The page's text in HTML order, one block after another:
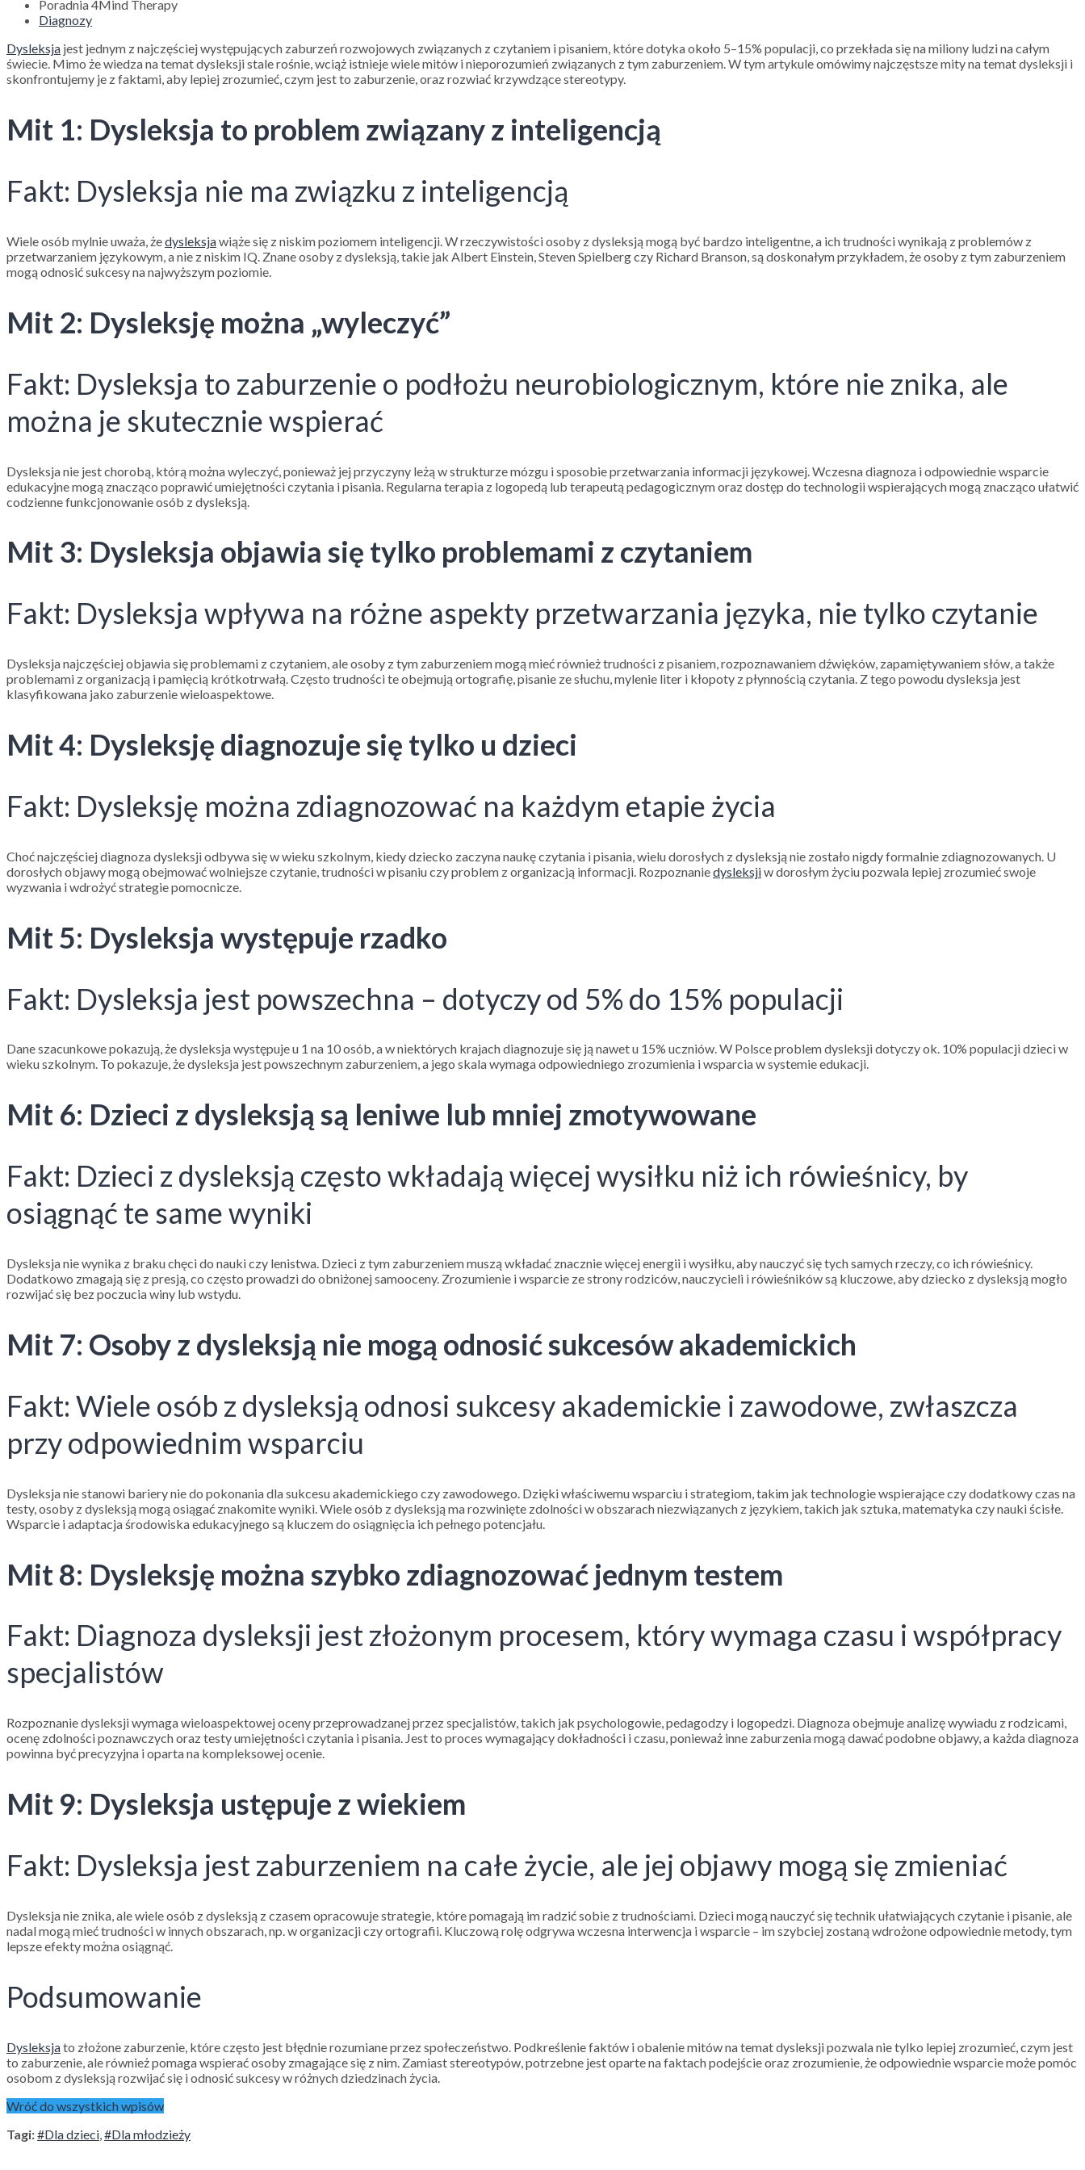
Poradnia 4Mind Therapy
Diagnozy
Dysleksja jest jednym z najczęściej występujących zaburzeń rozwojowych związanych z czytaniem i pisaniem, które dotyka około 5–15% populacji, co przekłada się na miliony ludzi na całym
świecie. Mimo że wiedza na temat dysleksji stale rośnie, wciąż istnieje wiele mitów i nieporozumień związanych z tym zaburzeniem. W tym artykule omówimy najczęstsze mity na temat dysleksji i
skonfrontujemy je z faktami, aby lepiej zrozumieć, czym jest to zaburzenie, oraz rozwiać krzywdzące stereotypy.
Mit 1: Dysleksja to problem związany z inteligencją
Fakt: Dysleksja nie ma związku z inteligencją
Wiele osób mylnie uważa, żedysleksjawiąże się z niskim poziomem inteligencji. W rzeczywistości osoby z dysleksją mogą być bardzo inteligentne, a ich trudności wynikają z problemów z
przetwarzaniem językowym, a nie z niskim IQ. Znane osoby z dysleksją, takie jak Albert Einstein, Steven Spielberg czy Richard Branson, są doskonałym przykładem, że osoby z tym zaburzeniem
mogą odnosić sukcesy na najwyższym poziomie.
Mit 2: Dysleksję można „wyleczyć”
Fakt: Dysleksja to zaburzenie o podłożu neurobiologicznym, które nie znika, ale
można je skutecznie wspierać
Dysleksja nie jest chorobą, którą można wyleczyć, ponieważ jej przyczyny leżą w strukturze mózgu i sposobie przetwarzania informacji językowej. Wczesna diagnoza i odpowiednie wsparcie
edukacyjne mogą znacząco poprawić umiejętności czytania i pisania. Regularna terapia z logopedą lub terapeutą pedagogicznym oraz dostęp do technologii wspierających mogą znacząco ułatwić
codzienne funkcjonowanie osób z dysleksją.
Mit 3: Dysleksja objawia się tylko problemami z czytaniem
Fakt: Dysleksja wpływa na różne aspekty przetwarzania języka, nie tylko czytanie
Dysleksja najczęściej objawia się problemami z czytaniem, ale osoby z tym zaburzeniem mogą mieć również trudności z pisaniem, rozpoznawaniem dźwięków, zapamiętywaniem słów, a także
problemami z organizacją i pamięcią krótkotrwałą. Często trudności te obejmują ortografię, pisanie ze słuchu, mylenie liter i kłopoty z płynnością czytania. Z tego powodu dysleksja jest
klasyfikowana jako zaburzenie wieloaspektowe.
Mit 4: Dysleksję diagnozuje się tylko u dzieci
Fakt: Dysleksję można zdiagnozować na każdym etapie życia
Choć najczęściej diagnoza dysleksji odbywa się w wieku szkolnym, kiedy dziecko zaczyna naukę czytania i pisania, wielu dorosłych z dysleksją nie zostało nigdy formalnie zdiagnozowanych. U
dorosłych objawy mogą obejmować wolniejsze czytanie, trudności w pisaniu czy problem z organizacją informacji. Rozpoznaniedysleksjiw dorosłym życiu pozwala lepiej zrozumieć swoje
wyzwania i wdrożyć strategie pomocnicze.
Mit 5: Dysleksja występuje rzadko
Fakt: Dysleksja jest powszechna – dotyczy od 5% do 15% populacji
Dane szacunkowe pokazują, że dysleksja występuje u 1 na 10 osób, a w niektórych krajach diagnozuje się ją nawet u 15% uczniów. W Polsce problem dysleksji dotyczy ok. 10% populacji dzieci w
wieku szkolnym. To pokazuje, że dysleksja jest powszechnym zaburzeniem, a jego skala wymaga odpowiedniego zrozumienia i wsparcia w systemie edukacji.
Mit 6: Dzieci z dysleksją są leniwe lub mniej zmotywowane
Fakt: Dzieci z dysleksją często wkładają więcej wysiłku niż ich rówieśnicy, by
osiągnąć te same wyniki
Dysleksja nie wynika z braku chęci do nauki czy lenistwa. Dzieci z tym zaburzeniem muszą wkładać znacznie więcej energii i wysiłku, aby nauczyć się tych samych rzeczy, co ich rówieśnicy.
Dodatkowo zmagają się z presją, co często prowadzi do obniżonej samooceny. Zrozumienie i wsparcie ze strony rodziców, nauczycieli i rówieśników są kluczowe, aby dziecko z dysleksją mogło
rozwijać się bez poczucia winy lub wstydu.
Mit 7: Osoby z dysleksją nie mogą odnosić sukcesów akademickich
Fakt: Wiele osób z dysleksją odnosi sukcesy akademickie i zawodowe, zwłaszcza
przy odpowiednim wsparciu
Dysleksja nie stanowi bariery nie do pokonania dla sukcesu akademickiego czy zawodowego. Dzięki właściwemu wsparciu i strategiom, takim jak technologie wspierające czy dodatkowy czas na
testy, osoby z dysleksją mogą osiągać znakomite wyniki. Wiele osób z dysleksją ma rozwinięte zdolności w obszarach niezwiązanych z językiem, takich jak sztuka, matematyka czy nauki ścisłe.
Wsparcie i adaptacja środowiska edukacyjnego są kluczem do osiągnięcia ich pełnego potencjału.
Mit 8: Dysleksję można szybko zdiagnozować jednym testem
Fakt: Diagnoza dysleksji jest złożonym procesem, który wymaga czasu i współpracy
specjalistów
Rozpoznanie dysleksji wymaga wieloaspektowej oceny przeprowadzanej przez specjalistów, takich jak psychologowie, pedagodzy i logopedzi. Diagnoza obejmuje analizę wywiadu z rodzicami,
ocenę zdolności poznawczych oraz testy umiejętności czytania i pisania. Jest to proces wymagający dokładności i czasu, ponieważ inne zaburzenia mogą dawać podobne objawy, a każda diagnoza
powinna być precyzyjna i oparta na kompleksowej ocenie.
Mit 9: Dysleksja ustępuje z wiekiem
Fakt: Dysleksja jest zaburzeniem na całe życie, ale jej objawy mogą się zmieniać
Dysleksja nie znika, ale wiele osób z dysleksją z czasem opracowuje strategie, które pomagają im radzić sobie z trudnościami. Dzieci mogą nauczyć się technik ułatwiających czytanie i pisanie, ale
nadal mogą mieć trudności w innych obszarach, np. w organizacji czy ortografii. Kluczową rolę odgrywa wczesna interwencja i wsparcie – im szybciej zostaną wdrożone odpowiednie metody, tym
lepsze efekty można osiągnąć.
Podsumowanie
Dysleksjato złożone zaburzenie, które często jest błędnie rozumiane przez społeczeństwo. Podkreślenie faktów i obalenie mitów na temat dysleksji pozwala nie tylko lepiej zrozumieć, czym jest
to zaburzenie, ale również pomaga wspierać osoby zmagające się z nim. Zamiast stereotypów, potrzebne jest oparte na faktach podejście oraz zrozumienie, że odpowiednie wsparcie może pomóc
osobom z dysleksją rozwijać się i odnosić sukcesy w różnych dziedzinach życia.
Wróć do wszystkich wpisów
Tagi:#Dla dzieci #Dla młodzieży